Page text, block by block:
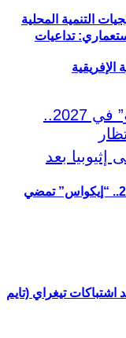
التنمية المحلية
اشتباكات تيغراي (تايم
تداعيات
الإفريقية
إطلاق العملة الموحدة “إيكو” في 2027.. “إيكواس” تمضي